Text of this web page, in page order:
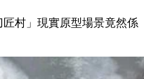
村」現實原型場景竟然係